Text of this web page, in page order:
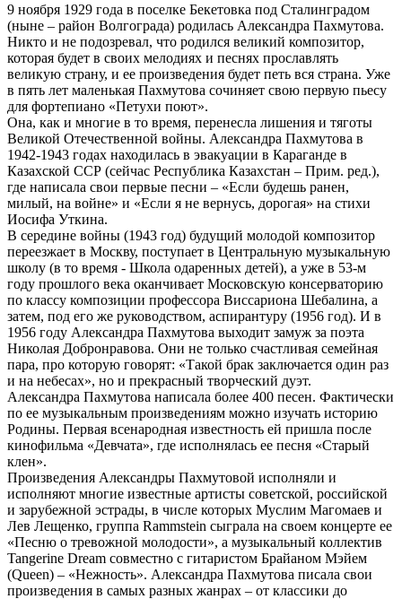
9 ноября 1929 года в поселке Бекетовка под Сталинградом
(ныне – район Волгограда) родилась Александра Пахмутова.
Никто и не подозревал, что родился великий композитор,
которая будет в своих мелодиях и песнях прославлять
великую страну, и ее произведения будет петь вся страна. Уже
в пять лет маленькая Пахмутова сочиняет свою первую пьесу
для фортепиано «Петухи поют».
Она, как и многие в то время, перенесла лишения и тяготы
Великой Отечественной войны. Александра Пахмутова в
1942-1943 годах находилась в эвакуации в Караганде в
Казахской ССР (сейчас Республика Казахстан – Прим. ред.),
где написала свои первые песни – «Если будешь ранен,
милый, на войне» и «Если я не вернусь, дорогая» на стихи
Иосифа Уткина.
В середине войны (1943 год) будущий молодой композитор
переезжает в Москву, поступает в Центральную музыкальную
школу (в то время - Школа одаренных детей), а уже в 53-м
году прошлого века оканчивает Московскую консерваторию
по классу композиции профессора Виссариона Шебалина, а
затем, под его же руководством, аспирантуру (1956 год). И в
1956 году Александра Пахмутова выходит замуж за поэта
Николая Добронравова. Они не только счастливая семейная
пара, про которую говорят: «Такой брак заключается один раз
и на небесах», но и прекрасный творческий дуэт.
Александра Пахмутова написала более 400 песен. Фактически
по ее музыкальным произведениям можно изучать историю
Родины. Первая всенародная известность ей пришла после
кинофильма «Девчата», где исполнялась ее песня «Старый
клен».
Произведения Александры Пахмутовой исполняли и
исполняют многие известные артисты советской, российской
и зарубежной эстрады, в числе которых Муслим Магомаев и
Лев Лещенко, группа Rammstein сыграла на своем концерте ее
«Песню о тревожной молодости», а музыкальный коллектив
Tangerine Dream совместно с гитаристом Брайаном Мэйем
(Queen) – «Нежность». Александра Пахмутова писала свои
произведения в самых разных жанрах – от классики до